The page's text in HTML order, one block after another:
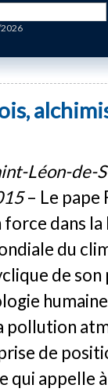
Léon-de-
– Le pape
force dans
du
de
pollution
de
qui appelle